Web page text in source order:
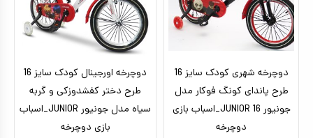
اکشن فیگور
عروسک دخترانه
عروسک رباتیک
ربات اسباب بازی
اسباب بازی نوزادی
دوچرخه شهری کودک سایز 16
طرح پاندای کونگ‌ فوکار مدل
جونیور JUNIOR 16_اسباب بازی
دوچرخه
دوچرخه اورجینال کودک سایز 16
طرح دختر کفشدوزکی و گربه
سیاه مدل جونیور JUNIOR_اسباب
بازی دوچرخه